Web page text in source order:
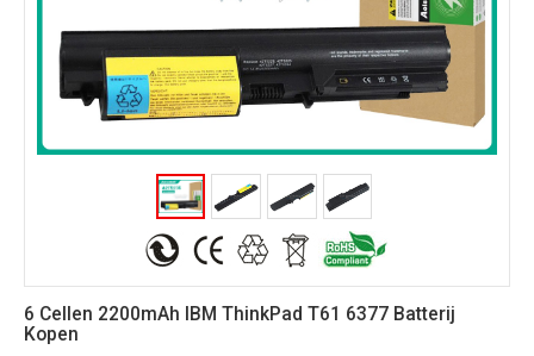
6 Cellen 2200mAh IBM ThinkPad T61 6377 Batterij
Kopen